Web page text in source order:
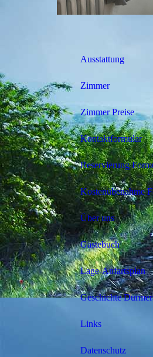
Ausstattung
Zimmer
Zimmer Preise
Kontaktformular
Reservierung
Kostenübenahme
Über uns
Gästebuch
Lage-Anfartsplan
Geschichte
Links
Datenschutz